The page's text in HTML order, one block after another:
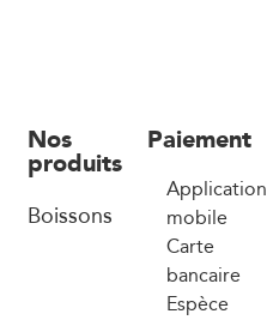
Nos
produits
Boissons
Paiement
Application
mobile
Carte
bancaire
Espèce